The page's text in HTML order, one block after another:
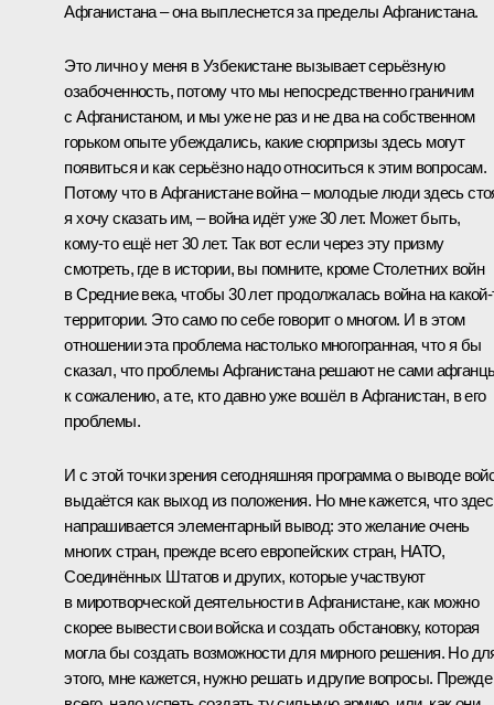
Афганистана – она выплеснется за пределы Афганистана.
Это лично у меня в Узбекистане вызывает серьёзную
озабоченность, потому что мы непосредственно граничим
с Афганистаном, и мы уже не раз и не два на собственном
горьком опыте убеждались, какие сюрпризы здесь могут
появиться и как серьёзно надо относиться к этим вопросам.
Потому что в Афганистане война – молодые люди здесь
я хочу сказать им, – война идёт уже 30 лет. Может быть,
кому‑то ещё нет 30 лет. Так вот если через эту призму
смотреть, где в истории, вы помните, кроме Столетних войн
в Средние века, чтобы 30 лет продолжалась война на
территории. Это само по себе говорит о многом. И в этом
отношении эта проблема настолько многогранная, что я бы
сказал, что проблемы Афганистана решают не сами
к сожалению, а те, кто давно уже вошёл в Афганистан, в его
проблемы.
И с этой точки зрения сегодняшняя программа о выводе
выдаётся как выход из положения. Но мне кажется, что
напрашивается элементарный вывод: это желание очень
многих стран, прежде всего европейских стран, НАТО,
Соединённых Штатов и других, которые участвуют
в миротворческой деятельности в Афганистане, как можно
скорее вывести свои войска и создать обстановку, которая
могла бы создать возможности для мирного решения. Но
этого, мне кажется, нужно решать и другие вопросы. Прежде